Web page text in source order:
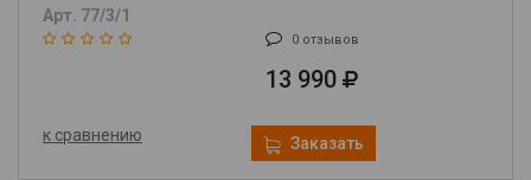
Арт. 77/3/1
0 отзывов
13 990
к сравнению Заказать